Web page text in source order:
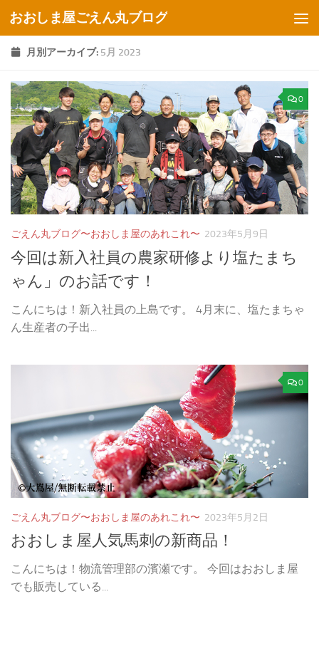
コンテンツへスキップ
おおしま屋ごえん丸ブログ
月別アーカイブ: 5月 2023
0
ごえん丸ブログ〜おおしま屋のあれこれ〜 2023年5月9日
今回は新入社員の農家研修より塩たまち
ゃん」のお話です！
こんにちは！新入社員の上島です。 4月末に、塩たまちゃ
ん生産者の子出...
0
ごえん丸ブログ〜おおしま屋のあれこれ〜 2023年5月2日
おおしま屋人気馬刺の新商品！
こんにちは！物流管理部の濱瀬です。 今回はおおしま屋
でも販売している...